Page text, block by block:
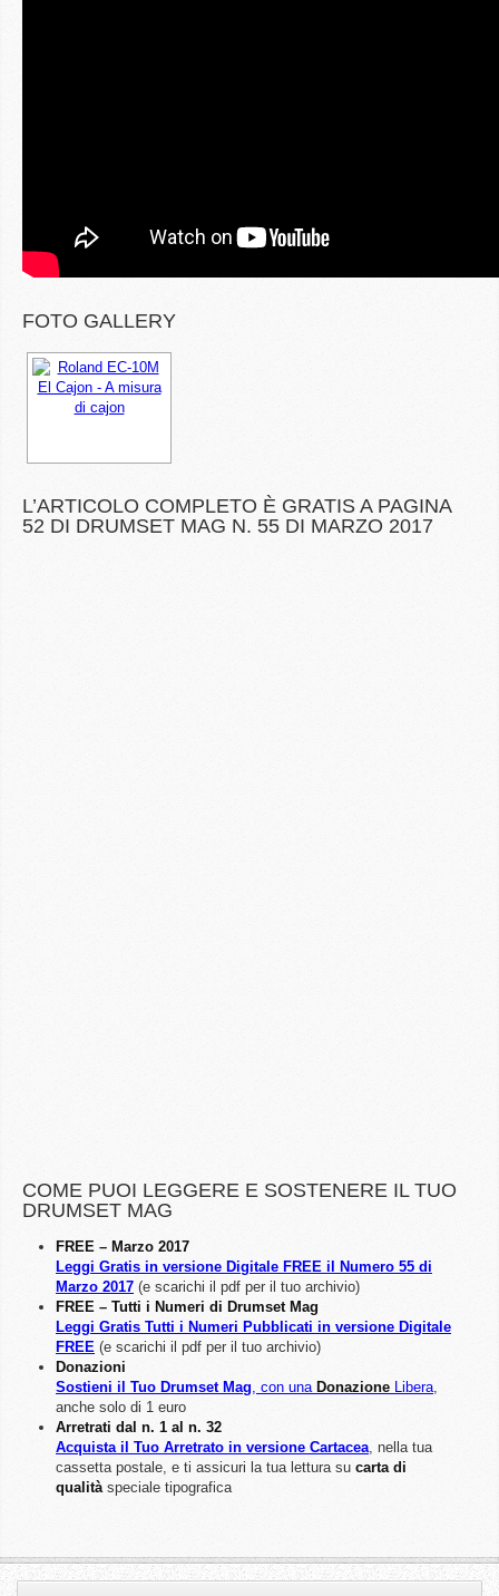
FOTO GALLERY
L’ARTICOLO COMPLETO È GRATIS A PAGINA
52 DI DRUMSET MAG N. 55 DI MARZO 2017
COME PUOI LEGGERE E SOSTENERE IL TUO
DRUMSET MAG
FREE – Marzo 2017
Leggi Gratis in versione Digitale FREE il Numero 55 di
Marzo 2017 (e scarichi il pdf per il tuo archivio)
FREE – Tutti i Numeri di Drumset Mag
Leggi Gratis Tutti i Numeri Pubblicati in versione Digitale
FREE (e scarichi il pdf per il tuo archivio)
Donazioni
Sostieni il Tuo Drumset Mag, con una Donazione Libera,
anche solo di 1 euro
Arretrati dal n. 1 al n. 32
Acquista il Tuo Arretrato in versione Cartacea, nella tua
cassetta postale, e ti assicuri la tua lettura su carta di
qualitàspeciale tipografica